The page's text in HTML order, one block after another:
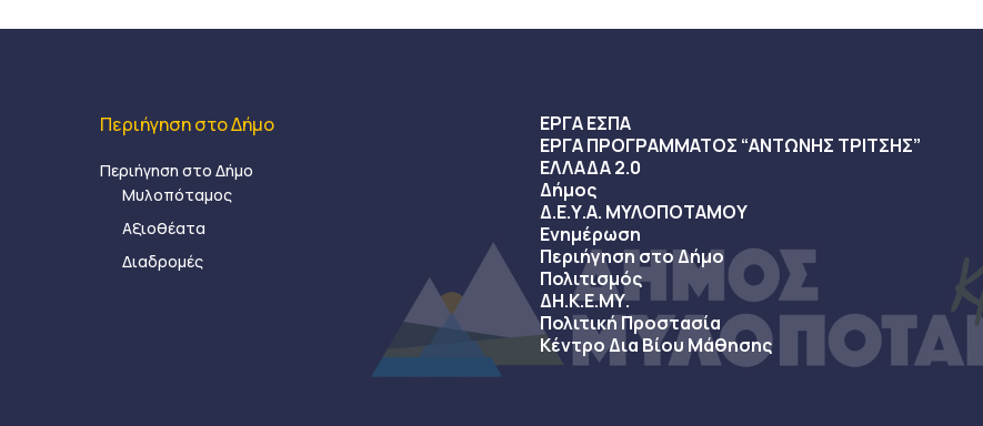
Περιήγηση στο Δήμο
Περιήγηση στο Δήμο
Μυλοπόταμος
Αξιοθέατα
Διαδρομές
ΕΡΓΑ ΕΣΠΑ
ΕΡΓΑ ΠΡΟΓΡΑΜΜΑΤΟΣ “ΑΝΤΩΝΗΣ ΤΡΙΤΣΗΣ”
ΕΛΛΑΔΑ 2.0
Δήμος
Δ.Ε.Υ.Α. ΜΥΛΟΠΟΤΑΜΟΥ
Ενημέρωση
Περιήγηση στο Δήμο
Πολιτισμός
ΔΗ.Κ.Ε.ΜΥ.
Πολιτική Προστασία
Κέντρο Δια Βίου Μάθησης